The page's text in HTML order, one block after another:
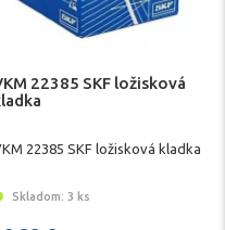
22385 SKF ložisková
22385 SKF ložisková kladka
Skladom: 3 ks